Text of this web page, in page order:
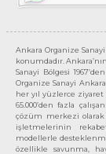
Ankara Organize
konumdadır.
Sanayi Bölgesi
Organize Sanayi
her yıl yüzlerce ziyaret
65.000’den fazla
çözüm merkezi olarak
işletmelerinin
modellerle
özellikle savunma,